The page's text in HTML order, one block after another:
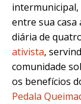
entre sua casa
diária de
ativista,
comunidade
os benefícios
Pedala